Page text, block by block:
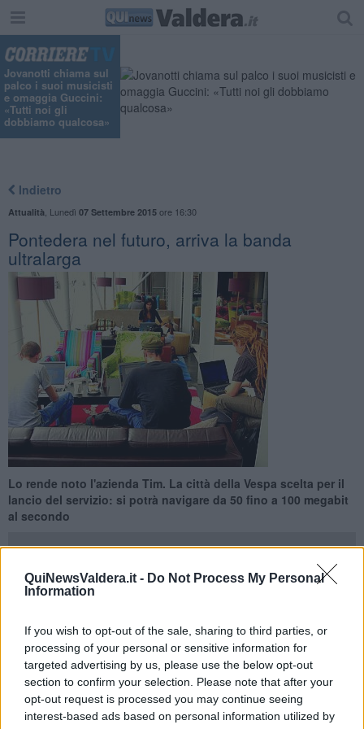
QuiNewsValdera.it - Do Not Process My Personal
Information
If you wish to opt-out of the sale, sharing to third parties, or
processing of your personal or sensitive information for
targeted advertising by us, please use the below opt-out
section to confirm your selection. Please note that after your
opt-out request is processed you may continue seeing
interest-based ads based on personal information utilized by
Jovanotti chiama sul
palco i suoi musicisti
e omaggia Guccini:
«Tutti noi gli
dobbiamo qualcosa»
Indietro
Attualità Lunedì 07 Settembre 2015ore 16:30
Pontedera nel futuro, arriva la banda
ultralarga
Lo rende noto l'azienda Tim. La città della Vespa scelta per il
lancio del servizio: si potrà navigare da 50 fino a 100 megabit
al secondo
premere un pulsante sul telecomando e il canale cambiava
immediatamente.Non succede con le nuove tv digitali dove c'è un
breve lasso di tempo da attendere.
A Pontedera, a breve, potrà succedere invece con internet:
digitate un indirizzo, avete appena premuto invio e la pagina è già
visualizzata.